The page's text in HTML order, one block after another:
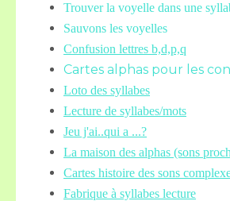
Trouver la voyelle dans une
Sauvons les voyelles
Confusion lettres b,d,p,q
Cartes alphas pour les
Loto des syllabes
Lecture de syllabes/mots
Jeu j'ai..qui a ...?
La maison des alphas (sons
Cartes histoire des sons
Fabrique à syllabes lecture